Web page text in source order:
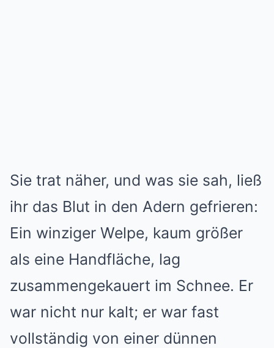
Sie trat näher, und was sie sah, ließ
ihr das Blut in den Adern gefrieren:
Ein winziger Welpe, kaum größer
als eine Handfläche, lag
zusammengekauert im Schnee. Er
war nicht nur kalt; er war fast
vollständig von einer dünnen